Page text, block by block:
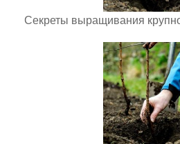
Секреты выращивания